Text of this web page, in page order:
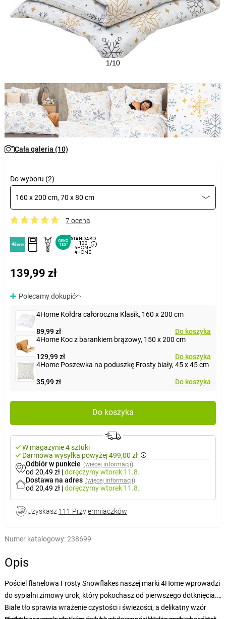
1/10
Cała galeria (10)
Do wyboru (2)
160 x 200 cm, 70 x 80 cm
7 ocena
STANDARD
100
4HOME
4HOME
139,99 zł
Polecamy dokupić
4Home Kołdra całoroczna Klasik, 160 x 200 cm
89,99 zł
Do koszyka
4Home Koc z barankiem brązowy, 150 x 200 cm
129,99 zł
Do koszyka
4Home Poszewka na poduszkę Frosty biały, 45 x 45 cm
35,99 zł Do koszyka
Do koszyka
W magazynie 4 sztuki
Darmowa wysyłka powyżej 499,00 zł
Odbiór w punkcie (więcej informacji)
od 20,49 zł |doręczymywtorek 11.8.
Dostawa na adres (więcej informacji)
od 20,49 zł |doręczymywtorek 11.8.
Uzyskasz 111 Przyjemniaczków
Numer katalogowy:238699
Opis
Pościel flanelowa Frosty Snowflakes naszej marki 4Home wprowadzi
do sypialni zimowy urok, który pokochasz od pierwszego dotknięcia.
Białe tło sprawia wrażenie czystości i świeżości, a delikatny wzór